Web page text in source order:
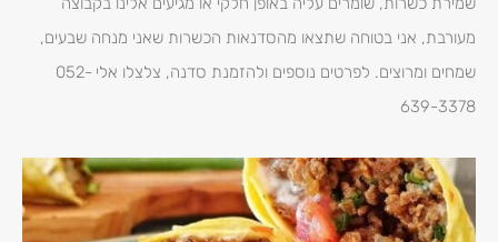
מעורבת, אני בטוחה שתצאו מהסדנאות הכשרות שאני מנחה שבעים,
שמחים ומרוצים. לפרטים נוספים ולהזמנת סדנה, צלצלו אלי 052-
639-3378